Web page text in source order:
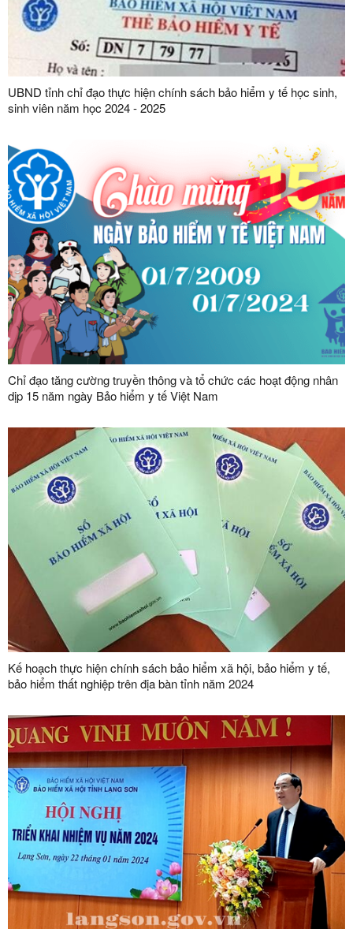
UBND tỉnh chỉ đạo thực hiện chính sách bảo hiểm y tế học sinh,
sinh viên năm học 2024 - 2025
Chỉ đạo tăng cường truyền thông và tổ chức các hoạt động nhân
dịp 15 năm ngày Bảo hiểm y tế Việt Nam
Kế hoạch thực hiện chính sách bảo hiểm xã hội, bảo hiểm y tế,
bảo hiểm thất nghiệp trên địa bàn tỉnh năm 2024